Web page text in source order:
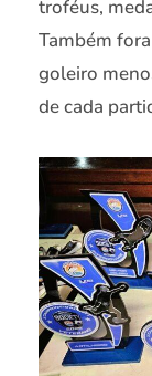
troféus,
Também
goleiro
de cada